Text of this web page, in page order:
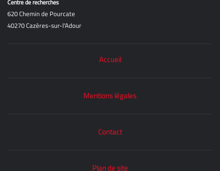
Centre de recherches
620 Chemin de Pourcate
40270 Cazères-sur-l'Adour
Accueil
Mentions légales
Contact
Plan de site